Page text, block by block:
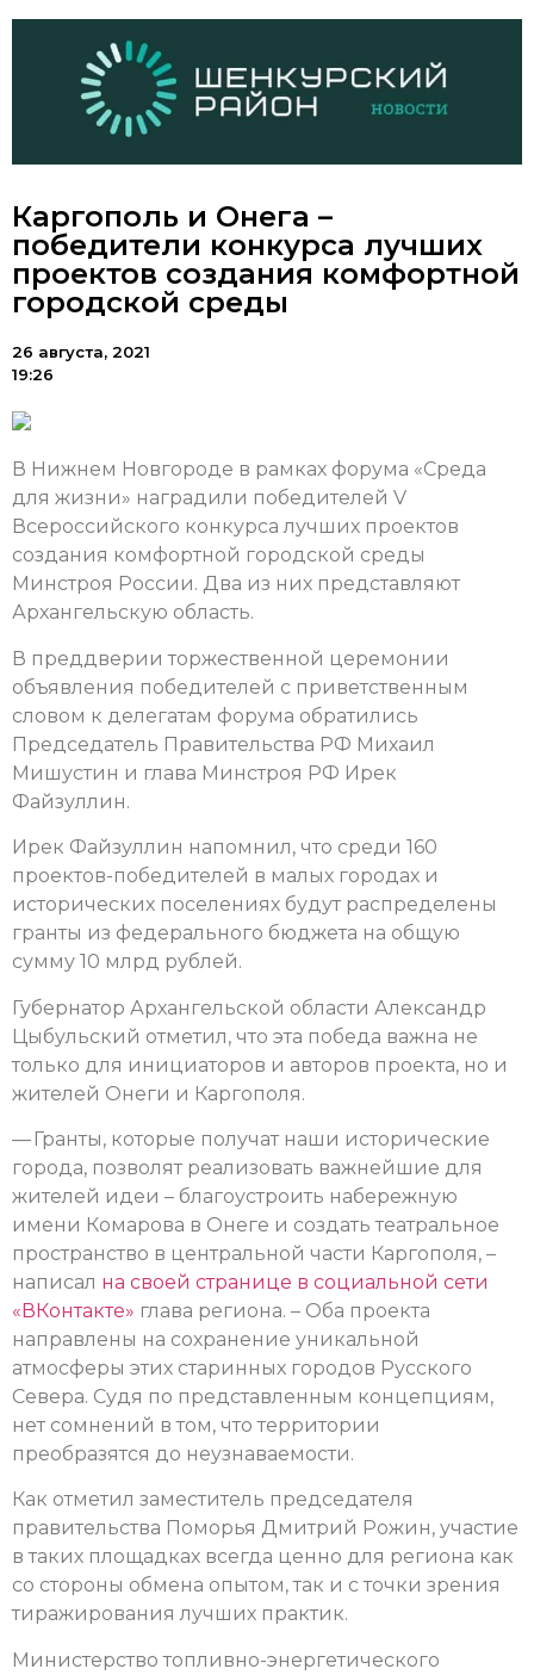
Каргополь и Онега –
победители конкурса лучших
проектов создания комфортной
городской среды
26 августа, 2021
19:26
В Нижнем Новгороде в рамках форума «Среда
для жизни» наградили победителей V
Всероссийского конкурса лучших проектов
создания комфортной городской среды
Минстроя России. Два из них представляют
Архангельскую область.
В преддверии торжественной церемонии
объявления победителей с приветственным
словом к делегатам форума обратились
Председатель Правительства РФ Михаил
Мишустин и глава Минстроя РФ Ирек
Файзуллин.
Ирек Файзуллин напомнил, что среди 160
проектов-победителей в малых городах и
исторических поселениях будут распределены
гранты из федерального бюджета на общую
сумму 10 млрд рублей.
Губернатор Архангельской области Александр
Цыбульский отметил, что эта победа важна не
только для инициаторов и авторов проекта, но и
жителей Онеги и Каргополя.
— Гранты, которые получат наши исторические
города, позволят реализовать важнейшие для
жителей идеи – благоустроить набережную
имени Комарова в Онеге и создать театральное
пространство в центральной части Каргополя, –
написал на своей странице в социальной сети
«ВКонтакте» глава региона. – Оба проекта
направлены на сохранение уникальной
атмосферы этих старинных городов Русского
Севера. Судя по представленным концепциям,
нет сомнений в том, что территории
преобразятся до неузнаваемости.
Как отметил заместитель председателя
правительства Поморья Дмитрий Рожин, участие
в таких площадках всегда ценно для региона как
со стороны обмена опытом, так и с точки зрения
тиражирования лучших практик.
Министерство топливно-энергетического